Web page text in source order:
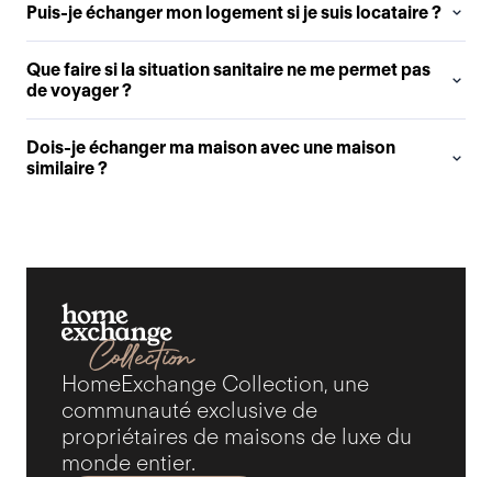
Puis-je échanger mon logement si je suis locataire ?
Que faire si la situation sanitaire ne me permet pas
de voyager ?
Dois-je échanger ma maison avec une maison
similaire ?
HomeExchange Collection, une
communauté exclusive de
propriétaires de maisons de luxe du
monde entier.